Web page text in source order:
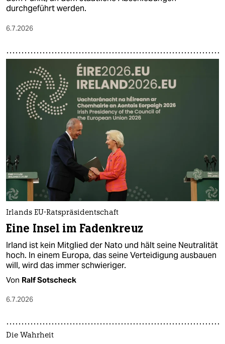
durchgeführt werden.
6.7.2026
Irlands EU-Ratspräsidentschaft
Eine Insel im Fadenkreuz
Irland ist kein Mitglied der Nato und hält seine Neutralität
hoch. In einem Europa, das seine Verteidigung ausbauen
will, wird das immer schwieriger.
Von Ralf Sotscheck
6.7.2026
Die Wahrheit